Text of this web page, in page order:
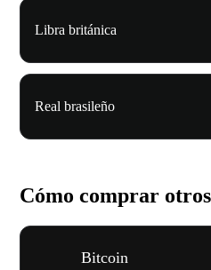
Libra británica
Real brasileño
Cómo comprar
Bitcoin